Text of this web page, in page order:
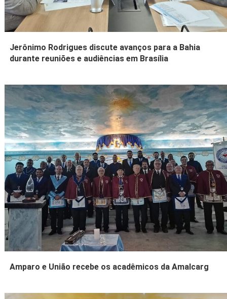
Jerônimo Rodrigues discute avanços para a Bahia
durante reuniões e audiências em Brasília
Amparo e União recebe os acadêmicos da Amalcarg